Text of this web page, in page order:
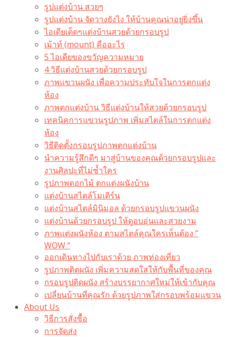
รูปแต่งบ้าน สวยๆ
รูปแต่งบ้าน จัดวางยังไง ให้บ้านคุณน่าอยู่ยิ่งขึ้น
ไอเดียเด็ดๆแต่งบ้านสวยด้วยกรอบรูป
เม้าท์ (mount) คืออะไร​
5 ไอเดียของขวัญความหมาย
4 วิธีแต่งบ้านสวยด้วยกรอบรูป
ภาพแขวนผนัง เพื่อความประทับใจในการตกแต่ง
ห้อง
ภาพตกแต่งบ้าน วิธีแต่งบ้านให้สวยด้วยกรอบรูป
เทคนิคการแขวนรูปภาพ เพิ่มสไตล์ในการตกแต่ง
ห้อง
วิธีติดตั้งกรอบรูปภาพตกแต่งบ้าน
นำความรู้สึกดีๆ มาสู่บ้านของคุณด้วยกรอบรูปและ
งานศิลปะที่ไม่ซ้ำใคร
รูปภาพดอกไม้ ตกแต่งผนังบ้าน
แต่งบ้านสไตล์โมเดิร์น
แต่งบ้านสไตล์มินิมอล ด้วยกรอบรูปแขวนผนัง
แต่งบ้านด้วยกรอบรูป ให้ดูอบอุ่นและสวยงาม
ภาพแต่งผนังห้อง ตามสไตล์คุณใครเห็นต้อง ”
WOW “
ออกเดินทางไปกับเราด้วย ภาพท่องเที่ยว
รูปภาพติดผนัง เพิ่มความสดใสให้กับพื้นที่ของคุณ
กรอบรูปติดผนัง สร้างบรรยากาศใหม่ให้เข้ากับคุณ
เปลี่ยนบ้านที่คุณรัก ด้วยรูปภาพใส่กรอบพร้อมแขวน​
About Us
วิธีการสั่งซื้อ
การจัดส่ง